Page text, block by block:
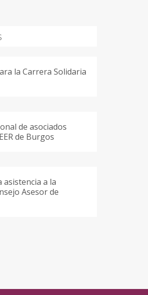
la Carrera Solidaria
de asociados
de Burgos
asistencia a la
Asesor de